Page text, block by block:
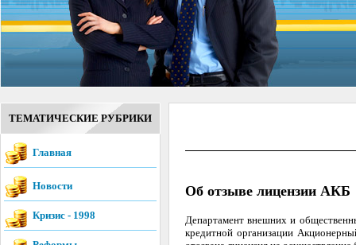
ТЕМАТИЧЕСКИЕ РУБРИКИ
Главная
Новости
Кризис - 1998
Об отзыве лицензии
Департамент внешних и
кредитной организации